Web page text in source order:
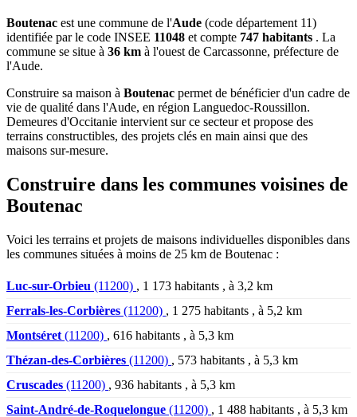
Boutenac est une commune de l'Aude (code département 11)
identifiée par le code INSEE 11048 et compte 747 habitants . La
commune se situe à 36 km à l'ouest de Carcassonne, préfecture de
l'Aude.
Construire sa maison à Boutenac permet de bénéficier d'un cadre de
vie de qualité dans l'Aude, en région Languedoc-Roussillon.
Demeures d'Occitanie intervient sur ce secteur et propose des
terrains constructibles, des projets clés en main ainsi que des
maisons sur-mesure.
Construire dans les communes voisines de
Boutenac
Voici les terrains et projets de maisons individuelles disponibles dans
les communes situées à moins de 25 km de Boutenac :
Luc-sur-Orbieu (11200) , 1 173 habitants , à 3,2 km
Ferrals-les-Corbières (11200) , 1 275 habitants , à 5,2 km
Montséret (11200) , 616 habitants , à 5,3 km
Thézan-des-Corbières (11200) , 573 habitants , à 5,3 km
Cruscades (11200) , 936 habitants , à 5,3 km
Saint-André-de-Roquelongue (11200) , 1 488 habitants , à 5,3 km